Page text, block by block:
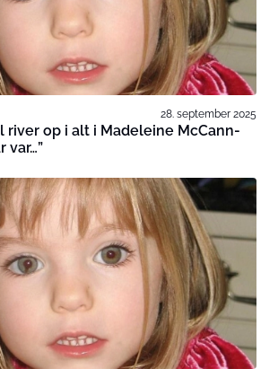
28. september 2025
river op i alt i Madeleine McCann-
var…”